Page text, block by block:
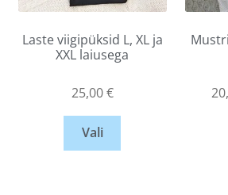
Laste viigipüksid L, XL ja
XXL laiusega
25,00€
Vali